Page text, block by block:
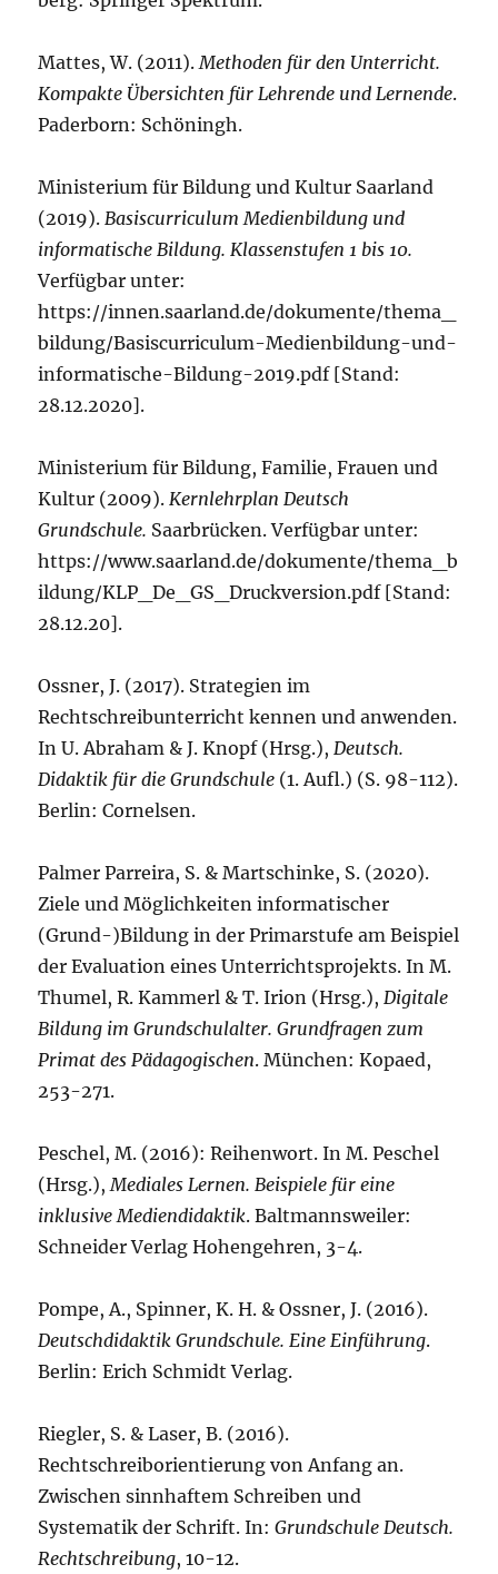
Mattes, W. (2011).Methoden für den Unterricht.
Kompakte Übersichten für Lehrende und Lernende.
Paderborn: Schöningh.
Ministerium für Bildung und Kultur Saarland
(2019).Basiscurriculum Medienbildung und
informatische Bildung. Klassenstufen 1 bis 10.
Verfügbar unter:
https://innen.saarland.de/dokumente/thema_
bildung/Basiscurriculum-Medienbildung-und-
informatische-Bildung-2019.pdf [Stand:
28.12.2020].
Ministerium für Bildung, Familie, Frauen und
Kultur (2009). Kernlehrplan Deutsch
Grundschule. Saarbrücken. Verfügbar unter:
https://www.saarland.de/dokumente/thema_b
ildung/KLP_De_GS_Druckversion.pdf [Stand:
28.12.20].
Ossner, J. (2017). Strategien im
Rechtschreibunterricht kennen und anwenden.
In U. Abraham & J. Knopf (Hrsg.),Deutsch.
Didaktik für die Grundschule (1. Aufl.) (S. 98-112).
Berlin: Cornelsen.
Palmer Parreira, S. & Martschinke, S. (2020).
Ziele und Möglichkeiten informatischer
(Grund-)Bildung in der Primarstufe am Beispiel
der Evaluation eines Unterrichtsprojekts. In M.
Thumel, R. Kammerl & T. Irion (Hrsg.),Digitale
Bildung im Grundschulalter. Grundfragen zum
Primat des Pädagogischen. München: Kopaed,
253-271.
Peschel, M. (2016): Reihenwort. In M. Peschel
(Hrsg.),Mediales Lernen. Beispiele für eine
inklusive Mediendidaktik. Baltmannsweiler:
Schneider Verlag Hohengehren, 3-4.
Pompe, A., Spinner, K. H. & Ossner, J. (2016).
Deutschdidaktik Grundschule. Eine Einführung.
Berlin: Erich Schmidt Verlag.
Riegler, S. & Laser, B. (2016).
Rechtschreiborientierung von Anfang an.
Zwischen sinnhaftem Schreiben und
Systematik der Schrift. In:Grundschule Deutsch.
Rechtschreibung, 10-12.